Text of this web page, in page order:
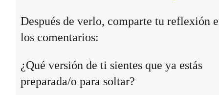
Después de verlo, comparte tu reflexión
los comentarios:
¿Qué versión de ti sientes que ya estás
preparada/o para soltar?